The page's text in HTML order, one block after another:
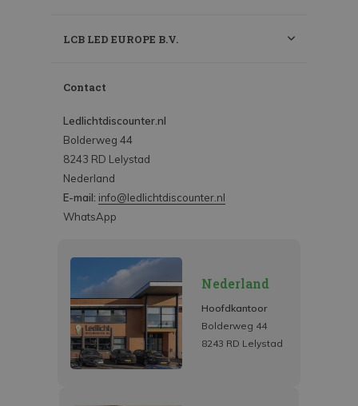
LCB LED EUROPE B.V.
Contact
Ledlichtdiscounter.nl
Bolderweg 44
8243 RD Lelystad
Nederland
E-mail: info@ledlichtdiscounter.nl
WhatsApp
Nederland
Hoofdkantoor
Bolderweg 44
8243 RD Lelystad